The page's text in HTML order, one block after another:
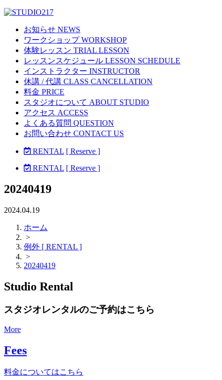
お知らせ NEWS
ワークショップ WORKSHOP
体験レッスン TRIAL LESSON
レッスンスケジュール LESSON SCHEDULE
インストラクター INSTRUCTOR
休講 / 代講 CLASS CANCELLATION
料金 PRICE
スタジオについて ABOUT STUDIO
アクセス ACCESS
よくある質問 QUESTION
お問い合わせ CONTACT US
RENTAL [ Reserve ]
RENTAL [ Reserve ]
20240419
2024.04.19
ホーム
>
例外 [ RENTAL ]
>
20240419
Studio Rental
スタジオレンタルのご予約はこちら
More
Fees
料金についてはこちら